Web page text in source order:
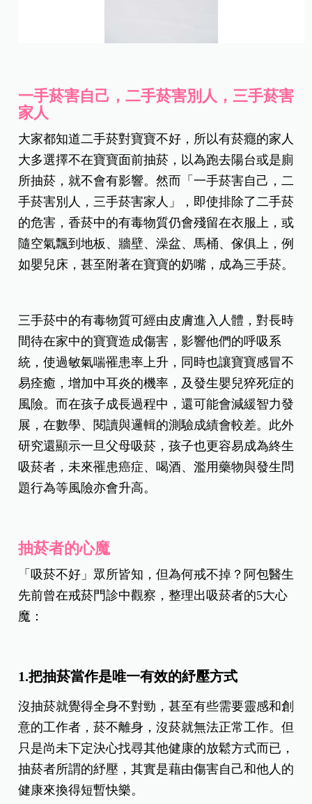
一手菸害自己，二手菸害別人，三手菸害
家人
大家都知道二手菸對寶寶不好，所以有菸癮的家人
大多選擇不在寶寶面前抽菸，以為跑去陽台或是廁
所抽菸，就不會有影響。然而「一手菸害自己，二
手菸害別人，三手菸害家人」，即使排除了二手菸
的危害，香菸中的有毒物質仍會殘留在衣服上，或
隨空氣飄到地板、牆壁、澡盆、馬桶、傢俱上，例
如嬰兒床，甚至附著在寶寶的奶嘴，成為三手菸。
三手菸中的有毒物質可經由皮膚進入人體，對長時
間待在家中的寶寶造成傷害，影響他們的呼吸系
統，使過敏氣喘罹患率上升，同時也讓寶寶感冒不
易痊癒，增加中耳炎的機率，及發生嬰兒猝死症的
風險。而在孩子成長過程中，還可能會減緩智力發
展，在數學、閱讀與邏輯的測驗成績會較差。此外
研究還顯示一旦父母吸菸，孩子也更容易成為終生
吸菸者，未來罹患癌症、喝酒、濫用藥物與發生問
題行為等風險亦會升高。
抽菸者的心魔
「吸菸不好」眾所皆知，但為何戒不掉？阿包醫生
先前曾在戒菸門診中觀察，整理出吸菸者的5大心
魔：
1.把抽菸當作是唯一有效的紓壓方式
沒抽菸就覺得全身不對勁，甚至有些需要靈感和創
意的工作者，菸不離身，沒菸就無法正常工作。但
只是尚未下定決心找尋其他健康的放鬆方式而已，
抽菸者所謂的紓壓，其實是藉由傷害自己和他人的
健康來換得短暫快樂。